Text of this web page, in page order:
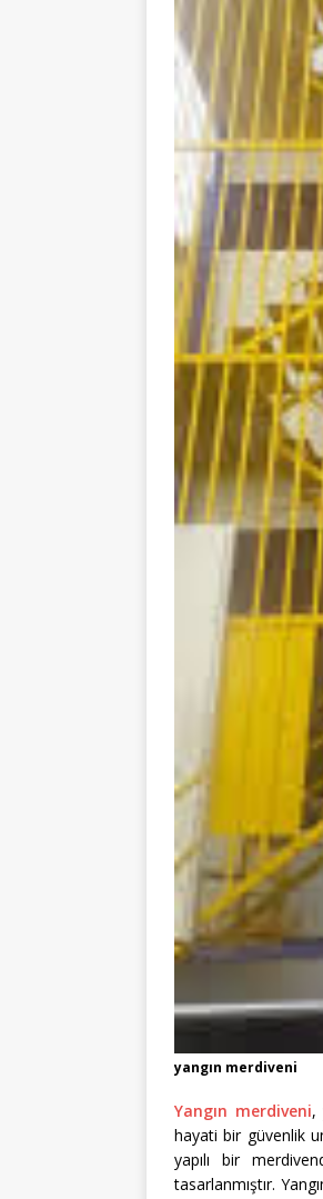
yangın merdiveni
Yangın merdiveni,
hayati bir güvenlik
yapılı bir
tasarlanmıştır.